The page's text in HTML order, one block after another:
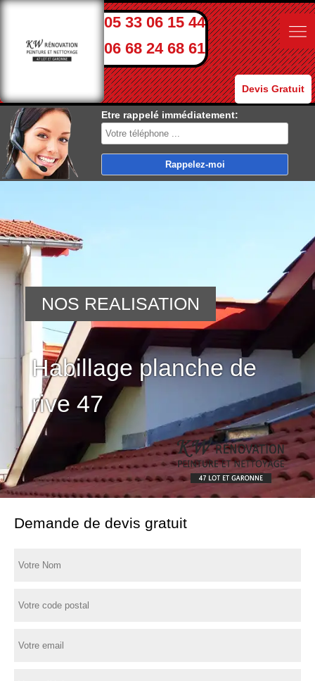
05 33 06 15 44
06 68 24 68 61
Devis Gratuit
Etre rappelé immédiatement:
Habillage planche de
rive 47
NOS REALISATION
Demande de devis gratuit